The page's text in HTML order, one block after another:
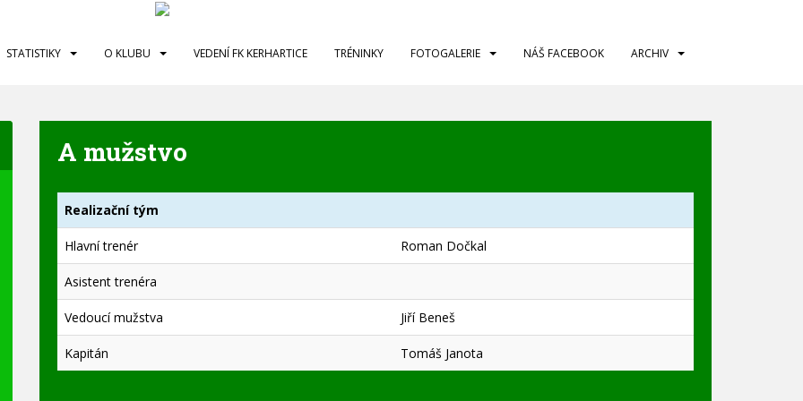
STATISTIKY O KLUBU VEDENÍ FK KERHARTICE TRÉNINKY FOTOGALERIE NÁŠ FACEBOOK ARCHIV
A mužstvo
Realizační tým
Hlavní trenér Roman Dočkal
Asistent trenéra
Vedoucí mužstva Jiří Beneš
Kapitán Tomáš Janota